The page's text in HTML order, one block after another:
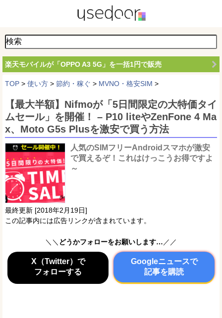
楽天モバイルが「OPPO A3 5G」を一括1円で販売
TOP > 使い方 > 節約・稼ぐ > MVNO・格安SIM >
【最大半額】Nifmoが「5日間限定の大特価タイ
ムセール」を開催！ – P10 liteやZenFone 4 Ma
x、Moto G5s Plusを激安で買う方法
人気のSIMフリーAndroidスマホが激安
で買えるぞ！これはけっこうお得ですよ
～
最終更新 [2018年2月19日]
この記事内には広告リンクが含まれています。
＼＼ どうかフォローをお願いします… ／／
X（Twitter）で
フォローする
Googleニュースで
記事を購読